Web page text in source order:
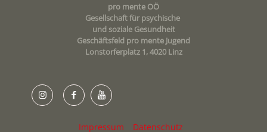
pro mente OÖ
Gesellschaft für psychische
und soziale Gesundheit
Geschäftsfeld pro mente Jugend
Lonstorferplatz 1, 4020 Linz
Impressum Datenschutz